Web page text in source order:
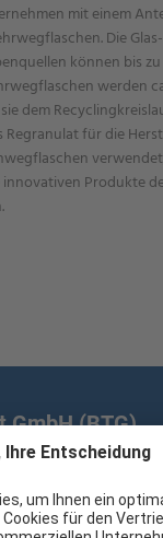
mit einem
Die
können bis
werden
dem
Regranulat für die
Produkte
GmbH (BTG)
7 | 80333
service.de